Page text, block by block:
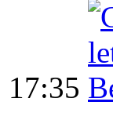
17:35